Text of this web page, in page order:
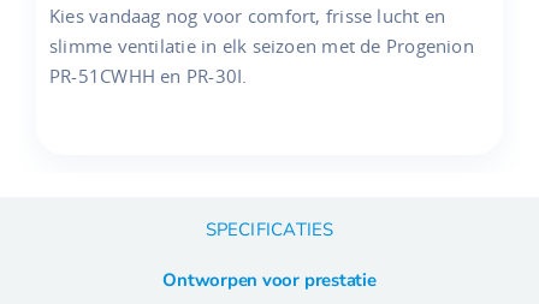
Kies vandaag nog voor comfort, frisse lucht en
slimme ventilatie in elk seizoen met de Progenion
PR-51CWHH en PR-30I.
SPECIFICATIES
Ontworpen voor prestatie